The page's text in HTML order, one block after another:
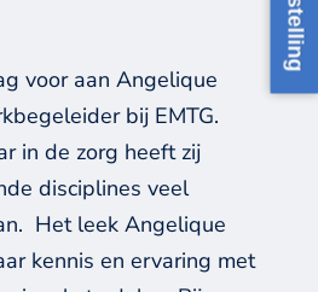
voor aan Angelique
bij EMTG.
in de zorg heeft zij
disciplines veel
Het leek Angelique
kennis en ervaring met